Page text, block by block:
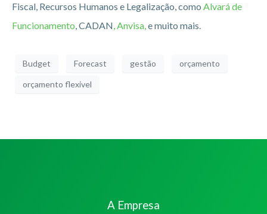
Fiscal, Recursos Humanos e Legalização, como Alvará de
Funcionamento, CADAN, Anvisa,e muito mais.
Budget Forecast gestão orçamento
orçamento flexivel
A Empresa